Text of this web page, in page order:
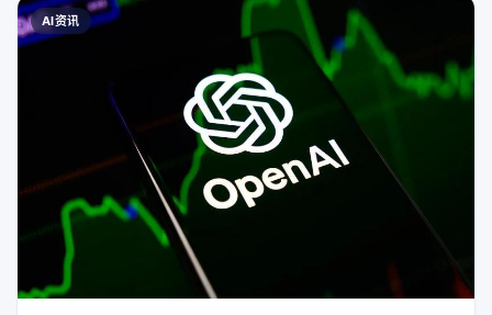
养蜂等健康活动，并参加了如何更好使用OpenAI产品的课程。一
位创作者分享了自己制作网站的过程，另一位则拍摄了标有“绘画
工作坊”的宣传册。 虽然视频内容轻松美观
AI资讯